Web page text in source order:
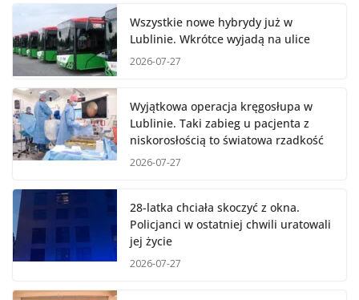
Wszystkie nowe hybrydy już w
Lublinie. Wkrótce wyjadą na ulice
2026-07-27
Wyjątkowa operacja kręgosłupa w
Lublinie. Taki zabieg u pacjenta z
niskorosłością to światowa rzadkość
2026-07-27
28-latka chciała skoczyć z okna.
Policjanci w ostatniej chwili uratowali
jej życie
2026-07-27